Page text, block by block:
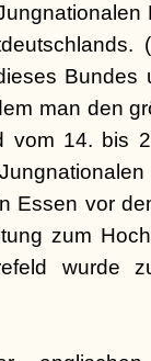
Bundes
man den
vom 14. bis
Essen vor
zum
wurde